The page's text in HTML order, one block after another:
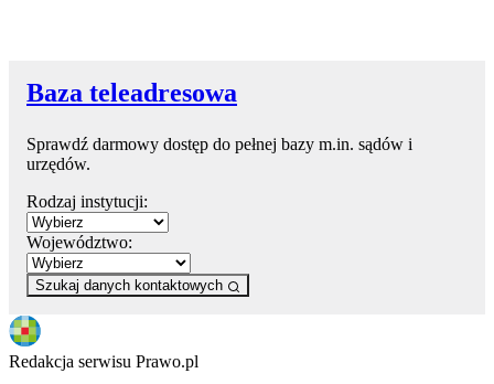
Baza teleadresowa
Sprawdź darmowy dostęp do pełnej bazy m.in. sądów i
urzędów.
Rodzaj instytucji:
Województwo:
Szukaj danych kontaktowych
Redakcja serwisu Prawo.pl